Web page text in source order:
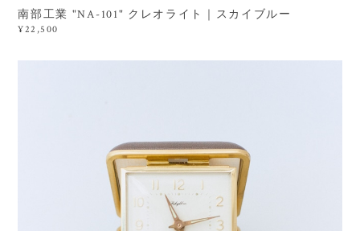
南部工業 "NA-101" クレオライト｜スカイブルー
¥22,500